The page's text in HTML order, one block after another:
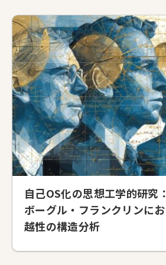
自己OS化の思想工学的研究
ボーグル・フランクリンに
越性の構造分析